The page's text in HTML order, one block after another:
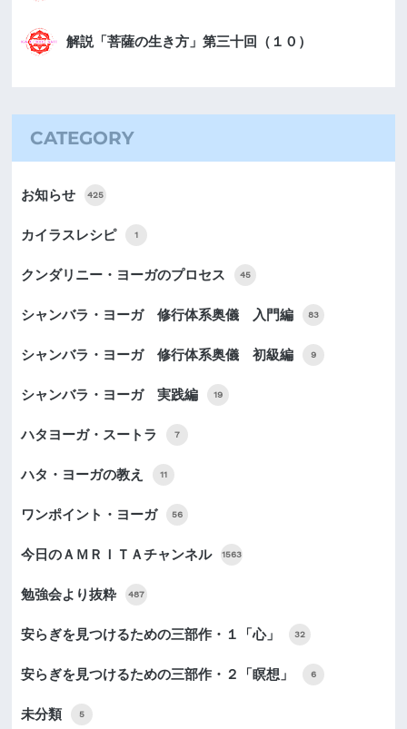
解説「菩薩の生き方」第三十回（１０）
CATEGORY
お知らせ 425
カイラスレシピ 1
クンダリニー・ヨーガのプロセス 45
シャンバラ・ヨーガ 修行体系奥儀 入門編 83
シャンバラ・ヨーガ 修行体系奥儀 初級編 9
シャンバラ・ヨーガ 実践編 19
ハタヨーガ・スートラ 7
ハタ・ヨーガの教え 11
ワンポイント・ヨーガ 56
今日のＡＭＲＩＴＡチャンネル 1563
勉強会より抜粋 487
安らぎを見つけるための三部作・１「心」 32
安らぎを見つけるための三部作・２「瞑想」 6
未分類 5